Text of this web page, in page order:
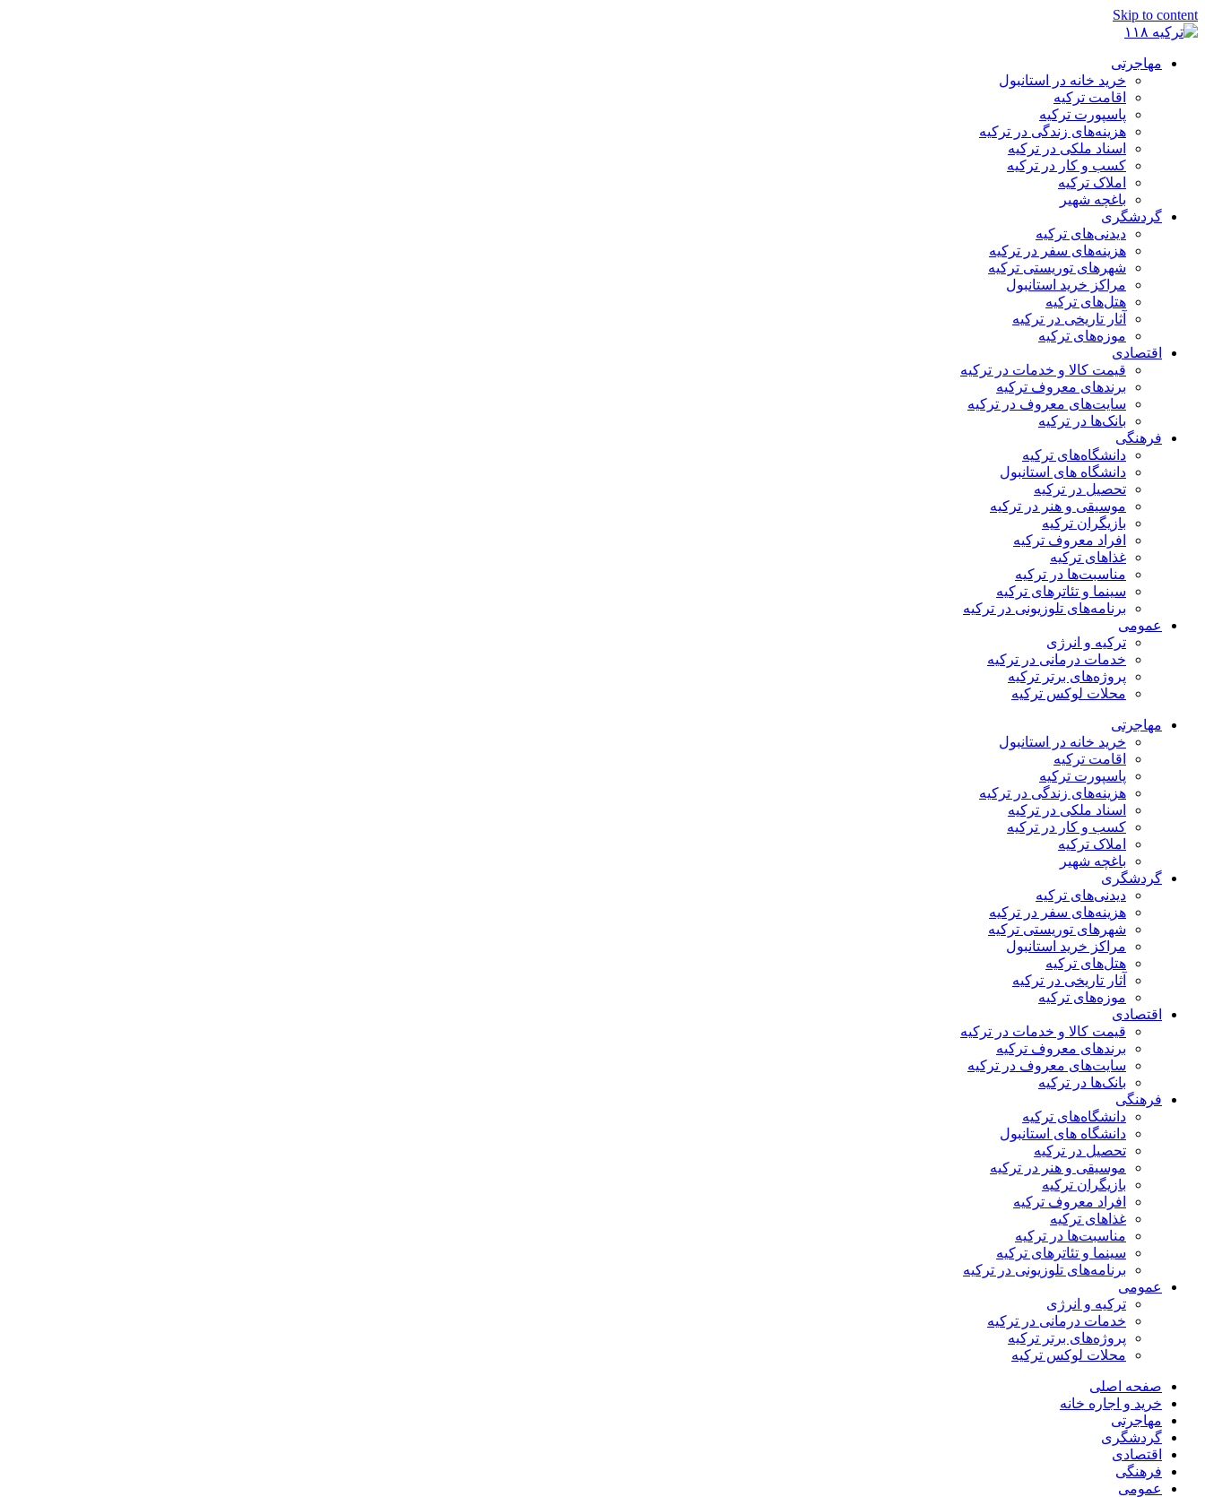
Skip to content
مهاجرتی
خرید خانه در استانبول
اقامت ترکیه
پاسپورت ترکیه
هزینه‌های زندگی در ترکیه
اسناد ملکی در ترکیه
کسب و کار در ترکیه
املاک ترکیه
باغچه شهیر
گردشگری
دیدنی‌های ترکیه
هزینه‌های سفر در ترکیه
شهرهای توریستی ترکیه
مراکز خرید استانبول
هتل‌های ترکیه
آثار تاریخی در ترکیه
موزه‌های ترکیه
اقتصادی
قیمت کالا و خدمات در ترکیه
برندهای معروف ترکیه
سایت‌های معروف در ترکیه
بانک‌ها در ترکیه
فرهنگی
دانشگاه‌های ترکیه
دانشگاه های استانبول
تحصیل در ترکیه
موسیقی و هنر در ترکیه
بازیگران ترکیه
افراد معروف ترکیه
غذاهای ترکیه
مناسبت‌ها در ترکیه
سینما و تئاترهای ترکیه
برنامه‌های تلوزیونی در ترکیه
عمومی
ترکیه و انرژی
خدمات درمانی در ترکیه
پروژه‌های برتر ترکیه
محلات لوکس ترکیه
مهاجرتی
خرید خانه در استانبول
اقامت ترکیه
پاسپورت ترکیه
هزینه‌های زندگی در ترکیه
اسناد ملکی در ترکیه
کسب و کار در ترکیه
املاک ترکیه
باغچه شهیر
گردشگری
دیدنی‌های ترکیه
هزینه‌های سفر در ترکیه
شهرهای توریستی ترکیه
مراکز خرید استانبول
هتل‌های ترکیه
آثار تاریخی در ترکیه
موزه‌های ترکیه
اقتصادی
قیمت کالا و خدمات در ترکیه
برندهای معروف ترکیه
سایت‌های معروف در ترکیه
بانک‌ها در ترکیه
فرهنگی
دانشگاه‌های ترکیه
دانشگاه های استانبول
تحصیل در ترکیه
موسیقی و هنر در ترکیه
بازیگران ترکیه
افراد معروف ترکیه
غذاهای ترکیه
مناسبت‌ها در ترکیه
سینما و تئاترهای ترکیه
برنامه‌های تلوزیونی در ترکیه
عمومی
ترکیه و انرژی
خدمات درمانی در ترکیه
پروژه‌های برتر ترکیه
محلات لوکس ترکیه
صفحه اصلی
خرید و اجاره خانه
مهاجرتی
گردشگری
اقتصادی
فرهنگی
عمومی